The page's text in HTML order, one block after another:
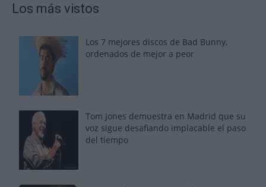
Los más vistos
Los 7 mejores discos de Bad Bunny,
ordenados de mejor a peor
Tom Jones demuestra en Madrid que su
voz sigue desafiando implacable el paso
del tiempo